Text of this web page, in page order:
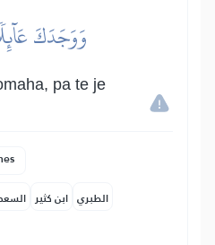
وَوَجَدَكَ
pa te je
ابن كثير الطبري